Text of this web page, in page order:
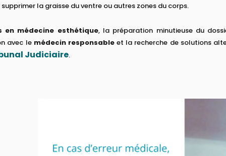
la graisse du ventre ou autres zones du corps.
en médecine esthétique, la préparation minutieuse du
avec lemédecin responsableet la recherche de solutions
Judiciaire.